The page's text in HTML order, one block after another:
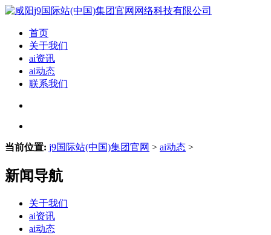
首页
关于我们
ai资讯
ai动态
联系我们
当前位置: j9国际站(中国)集团官网 > ai动态 >
新闻导航
关于我们
ai资讯
ai动态